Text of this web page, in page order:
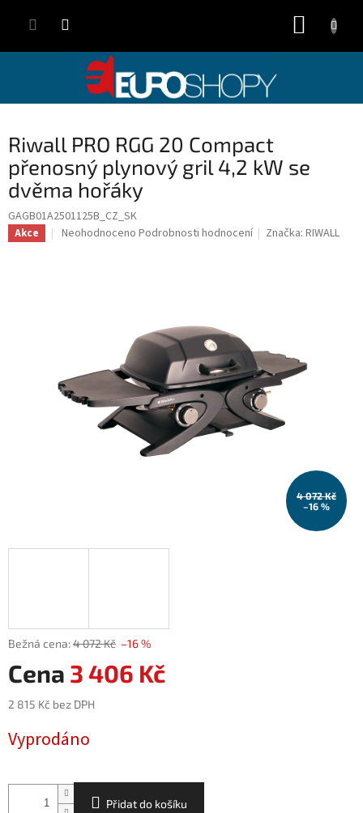
Riwall PRO RGG 20 Compact
přenosný plynový gril 4,2 kW se
dvěma hořáky
GAGB01A2501125B_CZ_SK
Akce
Průměrné
Neohodnoceno Podrobnosti hodnocení Značka:RIWALL
4 072 Kč
–16 %
4 072 Kč –16 %
3 406 Kč
2 815 Kč bez DPH
cena:
Vyprodáno
Přidat do košíku